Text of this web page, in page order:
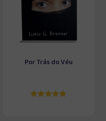
Por Trás do Véu